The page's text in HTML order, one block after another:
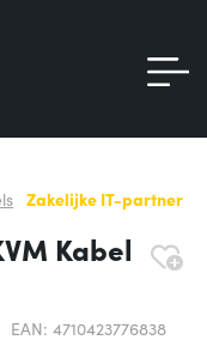
Zakelijke IT-partner
Kabel
EAN: 4710423776838